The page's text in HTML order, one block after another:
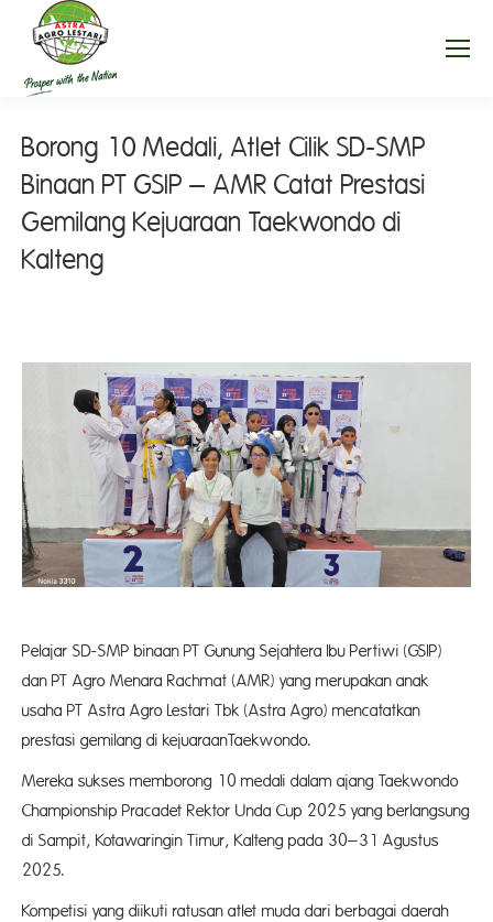
Borong 10 Medali, Atlet Cilik SD-SMP
Binaan PT GSIP – AMR Catat Prestasi
Gemilang Kejuaraan Taekwondo di
Kalteng
Pelajar SD-SMP binaan PT Gunung Sejahtera Ibu Pertiwi (GSIP)
dan PT Agro Menara Rachmat (AMR) yang merupakan anak
usaha PT Astra Agro Lestari Tbk (Astra Agro) mencatatkan
prestasi gemilang di kejuaraanTaekwondo.
Mereka sukses memborong 10 medali dalam ajang Taekwondo
Championship Pracadet Rektor Unda Cup 2025 yang berlangsung
di Sampit, Kotawaringin Timur, Kalteng pada 30–31 Agustus
2025.
Kompetisi yang diikuti ratusan atlet muda dari berbagai daerah